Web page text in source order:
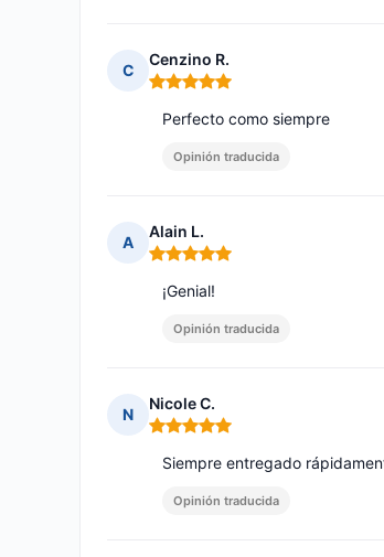
C
Cenzino R.
Nota: 5 de 5
Perfecto como siempre
Opinión traducida
A
Alain L.
Nota: 5 de 5
¡Genial!
Opinión traducida
N
Nicole C.
Nota: 5 de 5
Siempre entregado
Opinión traducida